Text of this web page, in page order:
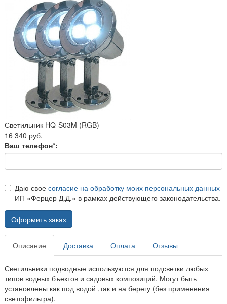
Светильник HQ-S03M (RGB)
16 340 руб.
Ваш телефон*:
Даю свое согласие на обработку моих персональных данных
ИП «Ферцер Д.Д.» в рамках действующего законодательства.
Оформить заказ
Описание Доставка Оплата Отзывы
Светильники подводные используются для подсветки любых
типов водных бъектов и садовых композиций. Могут быть
установлены как под водой ,так и на берегу (без применения
светофильтра).